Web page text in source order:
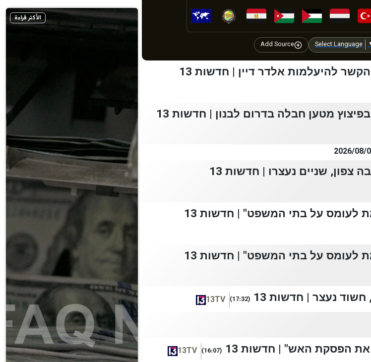
Select Language
Add Source
להיעלמות אלדר דיין | חדשות 13
2026/08/
שניים נעצרו | חדשות 13
לעומס על בתי המשפט" | חדשות 13
לעומס על בתי המשפט" | חדשות 13
(17:32)
13TV
הפסקת האש" | חדשות 13 (16:07)
13TV
الأكثر قراءة